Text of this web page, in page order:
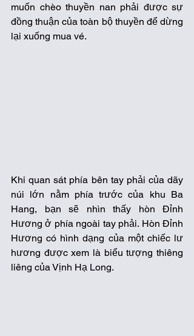
muốn chèo thuyền nan phải được sự
đồng thuận của toàn bộ thuyền để dừng
lại xuống mua vé.
Khi quan sát phía bên tay phải của dãy
núi lớn nằm phía trước của khu Ba
Hang, bạn sẽ nhìn thấy hòn Đỉnh
Hương ở phía ngoài tay phải. Hòn Đỉnh
Hương có hình dạng của một chiếc lư
hương được xem là biểu tượng thiêng
liêng của Vịnh Hạ Long.